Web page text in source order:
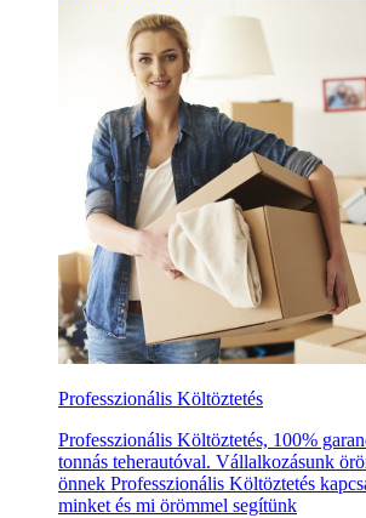
Professzionális Költöztetés
Professzionális Költöztetés, 100%
tonnás teherautóval. Vállalkozásunk
önnek Professzionális Költöztetés
minket és mi örömmel segítünk